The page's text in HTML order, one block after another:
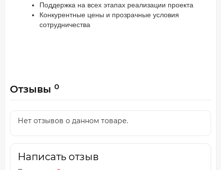
Поддержка на всех этапах реализации проекта
Конкурентные цены и прозрачные условия
сотрудничества
Отзывы 0
Нет отзывов о данном товаре.
Написать отзыв